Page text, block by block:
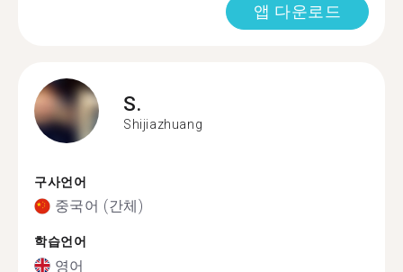
앱 다운로드
S.
Shijiazhuang
구사언어
중국어 (간체)
학습언어
영어